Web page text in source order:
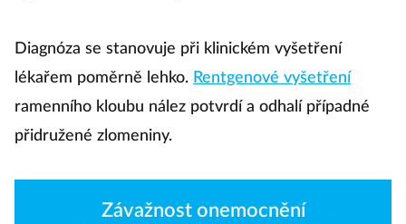
Diagnóza se stanovuje při klinickém vyšetření
lékařem poměrně lehko. Rentgenové vyšetření
ramenního kloubu nález potvrdí a odhalí případné
přidružené zlomeniny.
Závažnost onemocnění